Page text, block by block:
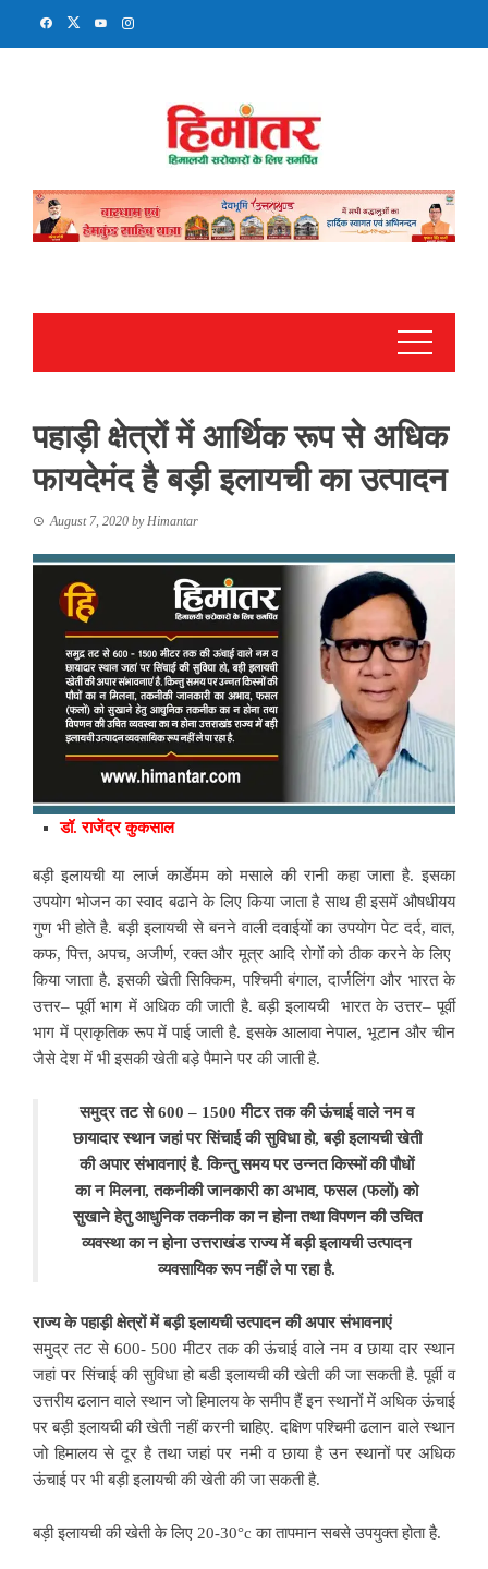
पहाड़ी क्षेत्रों में आर्थिक रूप से अधिक
फायदेमंद है बड़ी इलायची का उत्पादन
August 7, 2020 byHimantar
डॉ. राजेंद्र कुकसाल
बड़ी इलायची या लार्ज कार्डेमम को मसाले की रानी कहा जाता है. इसका
उपयोग भोजन का स्वाद बढाने के लिए किया जाता है साथ ही इसमें औषधीयय
गुण भी होते है. बड़ी इलायची से बनने वाली दवाईयों का उपयोग पेट दर्द, वात,
कफ, पित्त, अपच, अजीर्ण, रक्त और मूत्र आदि रोगों को ठीक करने के लिए
किया जाता है. इसकी खेती सिक्किम, पश्चिमी बंगाल, दार्जलिंग और भारत के
उत्तर– पूर्वी भाग में अधिक की जाती है. बड़ी इलायची भारत के उत्तर– पूर्वी
भाग में प्राकृतिक रूप में पाई जाती है. इसके आलावा नेपाल, भूटान और चीन
जैसे देश में भी इसकी खेती बड़े पैमाने पर की जाती है.
समुद्र तट से 600 – 1500 मीटर तक की ऊंचाई वाले नम व
छायादार स्थान जहां पर सिंचाई की सुविधा हो, बड़ी इलायची खेती
की अपार संभावनाएं है. किन्तु समय पर उन्नत किस्मों की पौधों
का न मिलना, तकनीकी जानकारी का अभाव, फसल (फलों) को
सुखाने हेतु आधुनिक तकनीक का न होना तथा विपणन की उचित
व्यवस्था का न होना उत्तराखंड राज्य में बड़ी इलायची उत्पादन
व्यवसायिक रूप नहीं ले पा रहा है.
राज्य के पहाड़ी क्षेत्रों में बड़ी इलायची उत्पादन की अपार संभावनाएं
समुद्र तट से 600- 500 मीटर तक की ऊंचाई वाले नम व छाया दार स्थान
जहां पर सिंचाई की सुविधा हो बडी इलायची की खेती की जा सकती है. पूर्वी व
उत्तरीय ढलान वाले स्थान जो हिमालय के समीप हैं इन स्थानों में अधिक ऊंचाई
पर बड़ी इलायची की खेती नहीं करनी चाहिए. दक्षिण पश्चिमी ढलान वाले स्थान
जो हिमालय से दूर है तथा जहां पर नमी व छाया है उन स्थानों पर अधिक
ऊंचाई पर भी बड़ी इलायची की खेती की जा सकती है.
बड़ी इलायची की खेती के लिए 20-30°c का तापमान सबसे उपयुक्त होता है.